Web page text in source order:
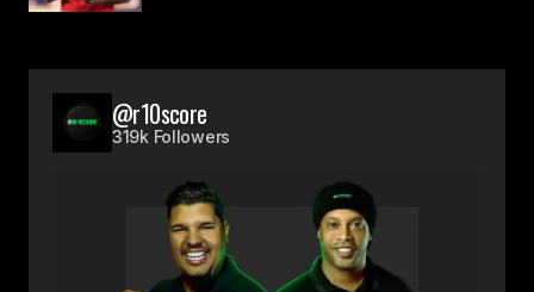
@r10score
319k Followers